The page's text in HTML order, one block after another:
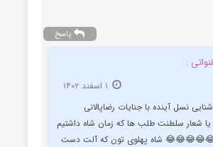
پاسخ
:
نسل آینده با جنایات رضاپالانی
یا شعار سلطنت طلب ها که زمان شاه داشتیم
شاه پهلوی تون که آلت دست